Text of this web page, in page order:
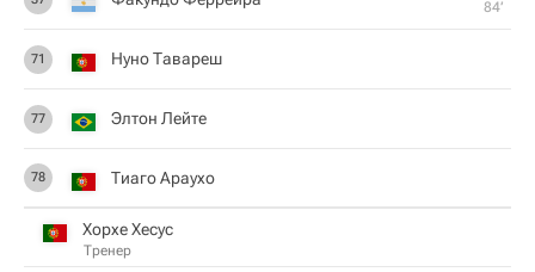
84‎’‎
71 Нуно Тавареш
77 Элтон Лейте
78 Тиаго Араухо
Хорхе Хесус
Тренер